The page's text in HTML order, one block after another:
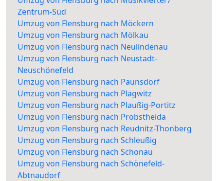
Zentrum-Süd
Umzug von Flensburg nach Möckern
Umzug von Flensburg nach Mölkau
Umzug von Flensburg nach Neulindenau
Umzug von Flensburg nach Neustadt-
Neuschönefeld
Umzug von Flensburg nach Paunsdorf
Umzug von Flensburg nach Plagwitz
Umzug von Flensburg nach Plaußig-Portitz
Umzug von Flensburg nach Probstheida
Umzug von Flensburg nach Reudnitz-Thonberg
Umzug von Flensburg nach Schleußig
Umzug von Flensburg nach Schonau
Umzug von Flensburg nach Schönefeld-
Abtnaudorf